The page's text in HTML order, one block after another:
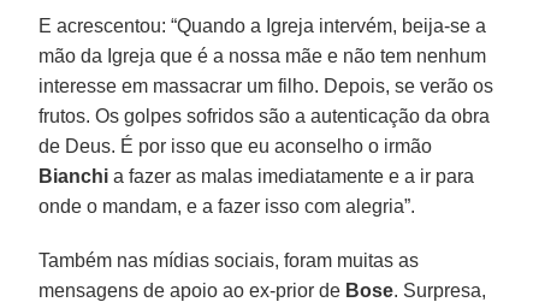
E acrescentou: “Quando a Igreja intervém, beija-se a
mão da Igreja que é a nossa mãe e não tem nenhum
interesse em massacrar um filho. Depois, se verão os
frutos. Os golpes sofridos são a autenticação da obra
de Deus. É por isso que eu aconselho o irmão
Bianchi a fazer as malas imediatamente e a ir para
onde o mandam, e a fazer isso com alegria”.
Também nas mídias sociais, foram muitas as
mensagens de apoio ao ex-prior de Bose. Surpresa,